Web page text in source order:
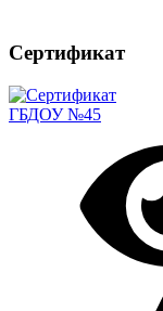
Сертификат
ГБДОУ №45